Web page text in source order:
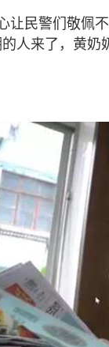
让民警们敬佩
人来了，黄